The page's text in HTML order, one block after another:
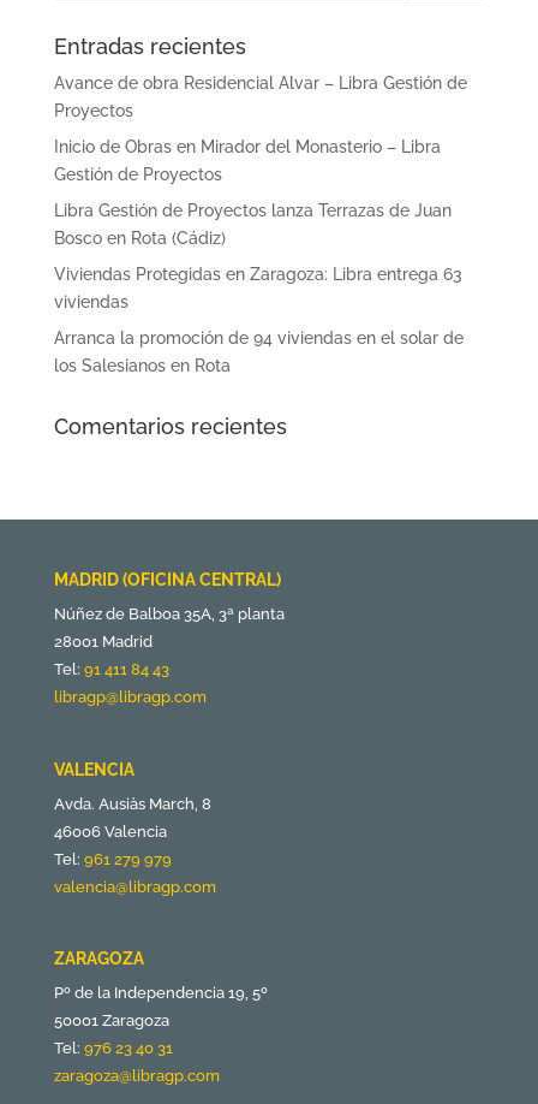
Entradas recientes
Avance de obra Residencial Alvar – Libra Gestión de
Proyectos
Inicio de Obras en Mirador del Monasterio – Libra
Gestión de Proyectos
Libra Gestión de Proyectos lanza Terrazas de Juan
Bosco en Rota (Cádiz)
Viviendas Protegidas en Zaragoza: Libra entrega 63
viviendas
Arranca la promoción de 94 viviendas en el solar de
los Salesianos en Rota
Comentarios recientes
MADRID (OFICINA CENTRAL)
Núñez de Balboa 35A, 3ª planta
28001 Madrid
Tel: 91 411 84 43
libragp@libragp.com
VALENCIA
Avda. Ausiàs March, 8
46006 Valencia
Tel: 961 279 979
valencia@libragp.com
ZARAGOZA
Pº de la Independencia 19, 5º
50001 Zaragoza
Tel: 976 23 40 31
zaragoza@libragp.com